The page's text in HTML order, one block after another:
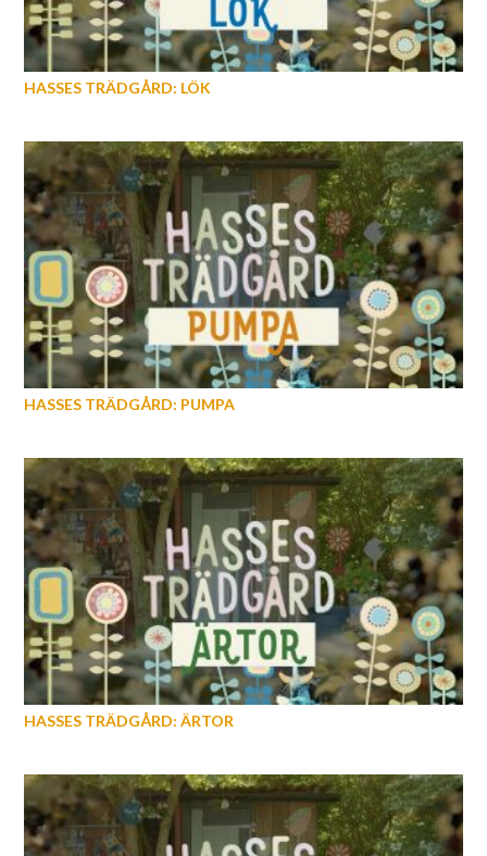
HASSES TRÄDGÅRD: LÖK
HASSES TRÄDGÅRD: PUMPA
HASSES TRÄDGÅRD: ÄRTOR